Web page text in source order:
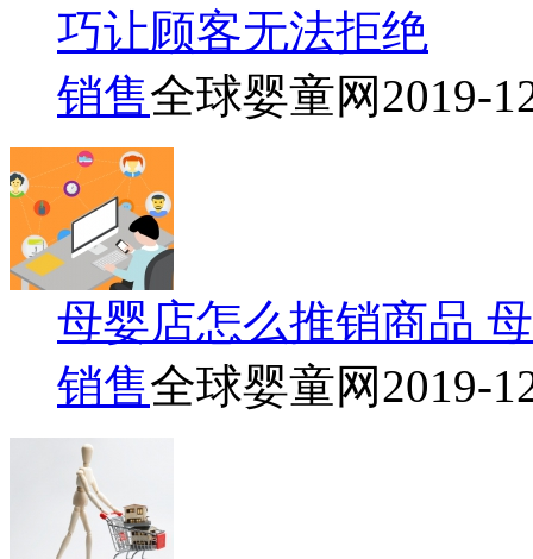
巧让顾客无法拒绝
销售全球婴童网2019-
母婴店怎么推销商品
销售全球婴童网2019-